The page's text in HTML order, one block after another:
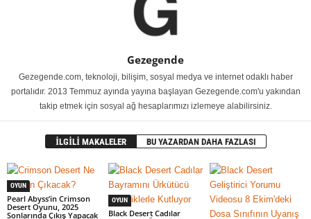
Gezegende
Gezegende.com, teknoloji, bilişim, sosyal medya ve internet odaklı haber
portalıdır. 2013 Temmuz ayında yayına başlayan Gezegende.com'u yakından
takip etmek için sosyal ağ hesaplarımızı izlemeye alabilirsiniz.
İLGİLİ MAKALELER BU YAZARDAN DAHA FAZLASI
OYUN
Pearl Abyss’in Crimson
Desert Oyunu, 2025
Sonlarında Çıkış Yapacak
OYUN
Black Desert Cadılar